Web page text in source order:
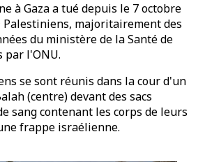
à Gaza a tué depuis le 7 octobre
Palestiniens, majoritairement des
du ministère de la Santé de
par l'ONU.
se sont réunis dans la cour d'un
(centre) devant des sacs
sang contenant les corps de leurs
frappe israélienne.